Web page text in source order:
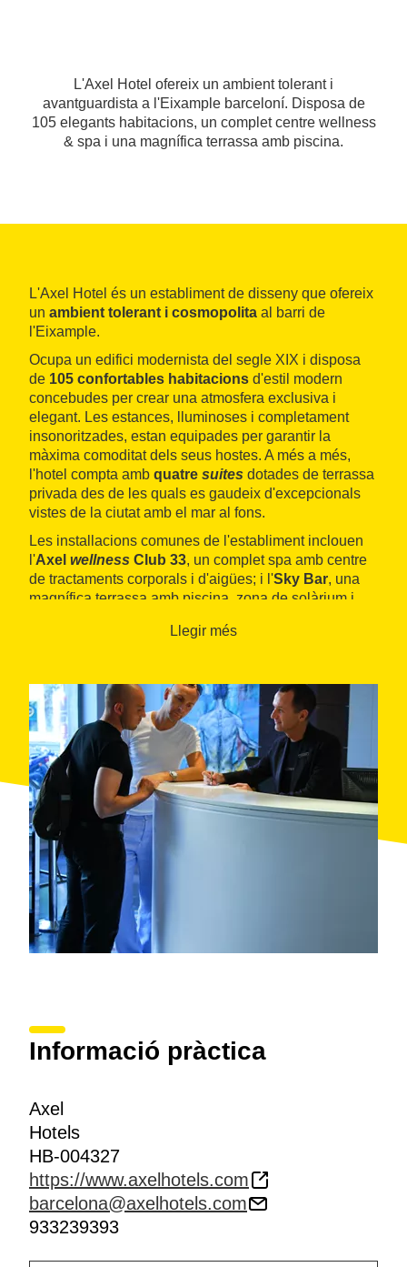
L'Axel Hotel ofereix un ambient tolerant i
avantguardista a l'Eixample barceloní. Disposa de
105 elegants habitacions, un complet centre wellness
& spa i una magnífica terrassa amb piscina.
L'Axel Hotel és un establiment de disseny que ofereix
un ambient tolerant i cosmopolita al barri de
l'Eixample.
Ocupa un edifici modernista del segle XIX i disposa
de 105 confortables habitacions d'estil modern
concebudes per crear una atmosfera exclusiva i
elegant. Les estances, lluminoses i completament
insonoritzades, estan equipades per garantir la
màxima comoditat dels seus hostes. A més a més,
l'hotel compta amb quatre suites dotades de terrassa
privada des de les quals es gaudeix d'excepcionals
vistes de la ciutat amb el mar al fons.
Les installacions comunes de l'establiment inclouen
l'Axel wellness Club 33, un complet spa amb centre
de tractaments corporals i d'aigües; i l'Sky Bar, una
magnífica terrassa amb piscina, zona de solàrium i
Llegir més
Informació pràctica
Axel
Hotels
HB-004327
https://www.axelhotels.com
barcelona@axelhotels.com
933239393